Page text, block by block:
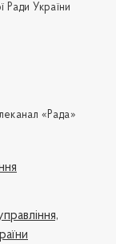
Ради України
«Рада»